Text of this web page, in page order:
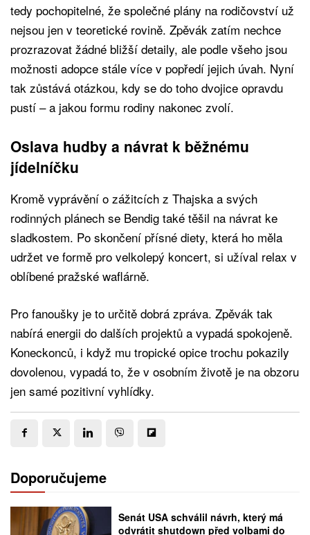
tedy pochopitelné, že společné plány na rodičovství už
nejsou jen v teoretické rovině. Zpěvák zatím nechce
prozrazovat žádné bližší detaily, ale podle všeho jsou
možnosti adopce stále více v popředí jejich úvah. Nyní
tak zůstává otázkou, kdy se do toho dvojice opravdu
pustí – a jakou formu rodiny nakonec zvolí.
Oslava hudby a návrat k běžnému
jídelníčku
Kromě vyprávění o zážitcích z Thajska a svých
rodinných plánech se Bendig také těšil na návrat ke
sladkostem. Po skončení přísné diety, která ho měla
udržet ve formě pro velkolepý koncert, si užíval relax v
oblíbené pražské waflárně.
Pro fanoušky je to určitě dobrá zpráva. Zpěvák tak
nabírá energii do dalších projektů a vypadá spokojeně.
Koneckonců, i když mu tropické opice trochu pokazily
dovolenou, vypadá to, že v osobním životě je na obzoru
jen samé pozitivní vyhlídky.
Doporučujeme
Senát USA schválil návrh, který má
odvrátit shutdown před volbami do